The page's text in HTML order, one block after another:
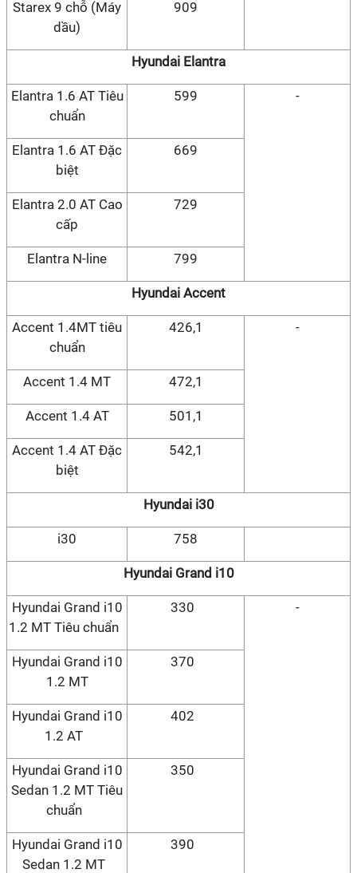
Starex 9 chỗ (Máy
dầu)
909
Hyundai Elantra
Elantra 1.6 AT Tiêu
chuẩn
599 -
Elantra 1.6 AT Đặc
biệt
669
Elantra 2.0 AT Cao
cấp
729
Elantra N-line 799
Hyundai Accent
Accent 1.4MT tiêu
chuẩn
426,1 -
Accent 1.4 MT 472,1
Accent 1.4 AT 501,1
Accent 1.4 AT Đặc
biệt
542,1
Hyundai i30
i30 758
Hyundai Grand i10
Hyundai Grand i10
1.2 MT Tiêu chuẩn
330 -
Hyundai Grand i10
1.2 MT
370
Hyundai Grand i10
1.2 AT
402
Hyundai Grand i10
Sedan 1.2 MT Tiêu
chuẩn
350
Hyundai Grand i10
Sedan 1.2 MT
390